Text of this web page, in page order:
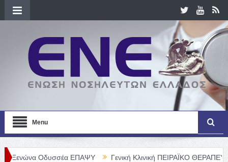
Menu
Οδυσσέα ΕΠΑΨΥ Γενική Κλινική ΠΕΙΡΑΪΚΟ ΘΕΡΑΠΕΥΤΗΡΙΟ Α.